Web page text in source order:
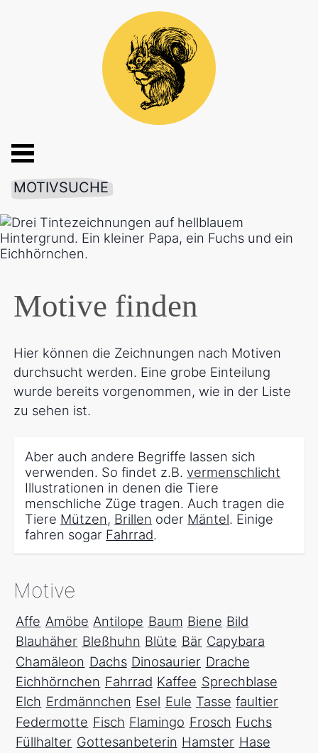
MOTIVSUCHE
Motive finden
Hier können die Zeichnungen nach Motiven
durchsucht werden. Eine grobe Einteilung
wurde bereits vorgenommen, wie in der Liste
zu sehen ist.
Aber auch andere Begriffe lassen sich
verwenden. So findet z.B.vermenschlicht
Illustrationen in denen die Tiere
menschliche Züge tragen. Auch tragen die
Tiere Mützen, Brillen oder Mäntel. Einige
fahren sogar Fahrrad.
Motive
Affe Amöbe Antilope Baum Biene Bild
Blauhäher Bleßhuhn Blüte Bär Capybara
Chamäleon Dachs Dinosaurier Drache
Eichhörnchen Fahrrad Kaffee Sprechblase
Elch Erdmännchen Esel Eule Tasse faultier
Federmotte Fisch Flamingo Frosch Fuchs
Füllhalter Gottesanbeterin Hamster Hase